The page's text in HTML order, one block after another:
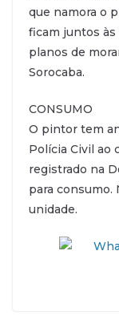
que namora o
ficam juntos às
planos de
Sorocaba.
CONSUMO
O pintor tem
Polícia Civil ao
registrado na
para consumo.
unidade.